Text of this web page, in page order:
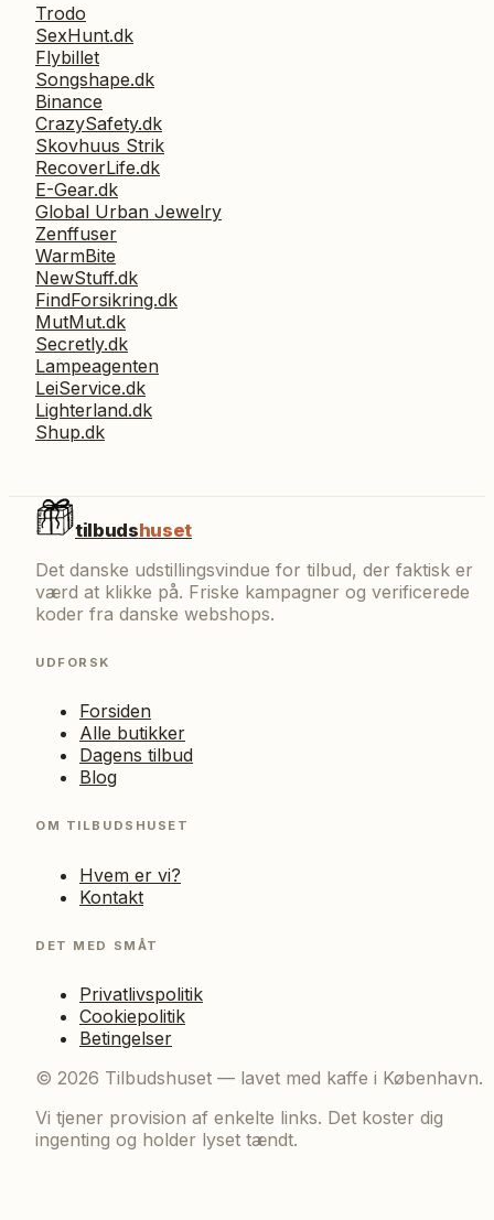
Trodo
SexHunt.dk
Flybillet
Songshape.dk
Binance
CrazySafety.dk
Skovhuus Strik
RecoverLife.dk
E-Gear.dk
Global Urban Jewelry
Zenffuser
WarmBite
NewStuff.dk
FindForsikring.dk
MutMut.dk
Secretly.dk
Lampeagenten
LeiService.dk
Lighterland.dk
Shup.dk
tilbudshuset
Det danske udstillingsvindue for tilbud, der faktisk er
værd at klikke på. Friske kampagner og verificerede
koder fra danske webshops.
UDFORSK
Forsiden
Alle butikker
Dagens tilbud
Blog
OM TILBUDSHUSET
Hvem er vi?
Kontakt
DET MED SMÅT
Privatlivspolitik
Cookiepolitik
Betingelser
© 2026 Tilbudshuset — lavet med kaffe i København.
Vi tjener provision af enkelte links. Det koster dig
ingenting og holder lyset tændt.